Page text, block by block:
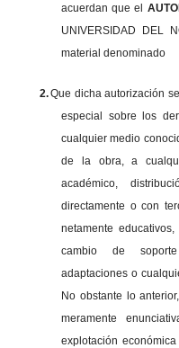
acuerdan que el
UNIVERSIDAD DEL
material
2.Que dicha autorización
especial sobre los
cualquier medio
de la obra, a
académico,
directamente o con
netamente
cambio de soporte
adaptaciones o
No obstante lo
meramente
explotación